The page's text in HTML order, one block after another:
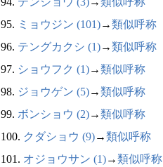
95. ミョウジン (101)→類似呼称
96. テングカクシ (1)→類似呼称
97. ショウフク (1)→類似呼称
98. ジョウゲン (5)→類似呼称
99. ボンショウ (2)→類似呼称
100. クダショウ (9)→類似呼称
101. オジョウサン (1)→類似呼称